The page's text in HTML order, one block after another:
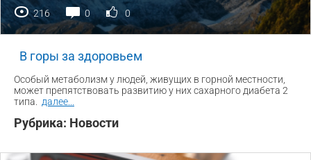
216 0 0
В горы за здоровьем
Особый метаболизм у людей, живущих в горной местности,
может препятствовать развитию у них сахарного диабета 2
типа.
далее
Рубрика: Новости